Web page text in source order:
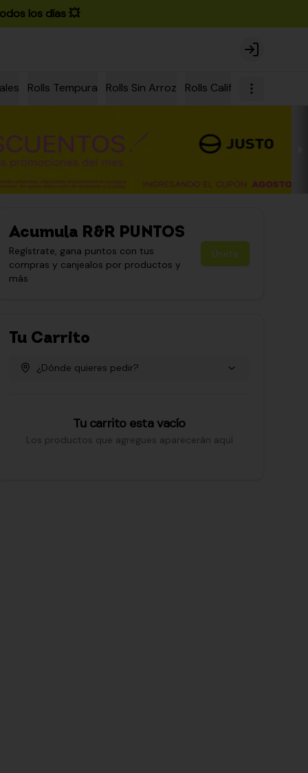
los días 💥
Login
Rolls Tempura Rolls Sin Arroz Rolls California
Acumula R&R PUNTOS
Regístrate, gana puntos con tus
compras y canjealos por productos y
más
Únete
Tu Carrito
¿Dónde quieres pedir?
Tu carrito esta vacío
Los productos que agregues aparecerán aquí